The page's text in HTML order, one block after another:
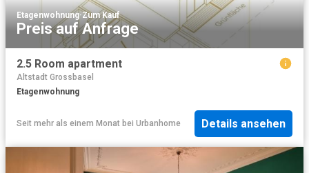
Etagenwohnung·Zum Kauf
Preis auf Anfrage
2.5 Room apartment
Altstadt Grossbasel
Etagenwohnung
Seit mehr als einem Monat bei Urbanhome Details ansehen